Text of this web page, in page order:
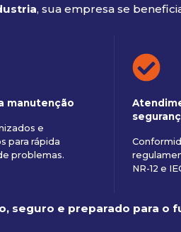
, sua empresa se
manutenção
e
para rápida
problemas.
NR-12 e
seguro e preparado para o